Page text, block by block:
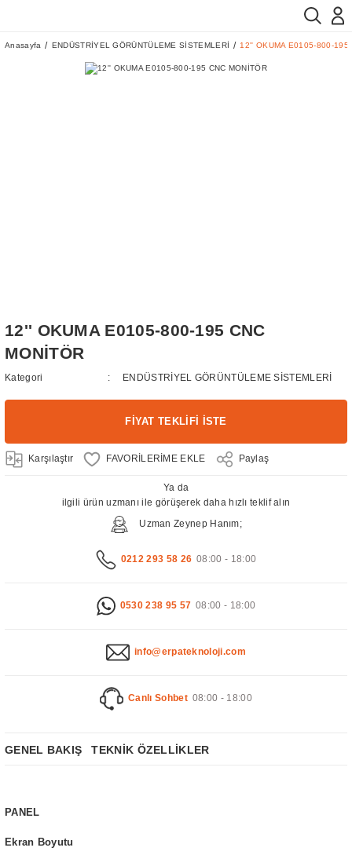
Anasayfa ENDÜSTRİYEL GÖRÜNTÜLEME SİSTEMLERİ 12'' OKUMA E0105-800-195
12'' OKUMA E0105-800-195 CNC
MONİTÖR
Kategori ENDÜSTRİYEL GÖRÜNTÜLEME SİSTEMLERİ
FİYAT TEKLİFİ İSTE
Karşılaştır Paylaş
Ya da
ilgili ürün uzmanı ile görüşerek daha hızlı teklif alın
Uzman Zeynep Hanım;
0212 293 58 26 08:00 - 18:00
0530 238 95 57 08:00 - 18:00
info@erpateknoloji.com
Canlı Sohbet 08:00 - 18:00
GENEL BAKIŞ TEKNİK ÖZELLİKLER
PANEL
Ekran Boyutu